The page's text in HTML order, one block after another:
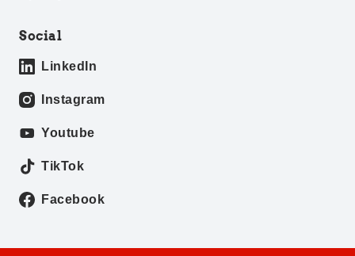
Social
LinkedIn
Instagram
Youtube
TikTok
Facebook